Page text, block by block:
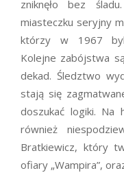
zniknęło bez
miasteczku seryjny
którzy w 1967 byli
Kolejne zabójstwa
dekad. Śledztwo
stają się
doszukać logiki. Na
również
Bratkiewicz, który
ofiary „Wampira”,